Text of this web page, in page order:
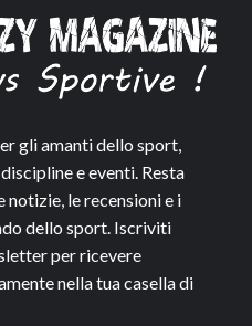
gli amanti dello sport,
e eventi. Resta
le recensioni e i
dello sport. Iscriviti
per ricevere
nella tua casella di